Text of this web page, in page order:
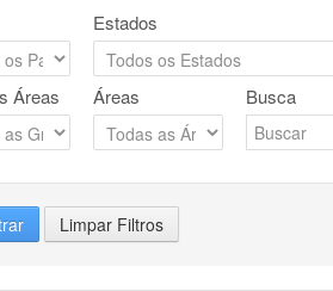
Estados
Áreas Áreas Busca
Limpar Filtros